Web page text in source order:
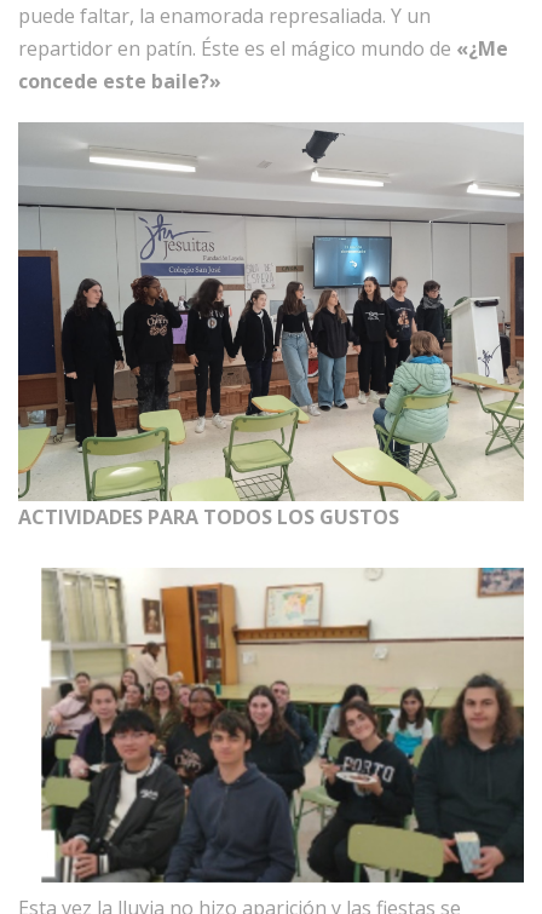
puede faltar, la enamorada represaliada. Y un
repartidor en patín. Éste es el mágico mundo de «¿Me
concede este baile?»
ACTIVIDADES PARA TODOS LOS GUSTOS
Esta vez la lluvia no hizo aparición y las fiestas se